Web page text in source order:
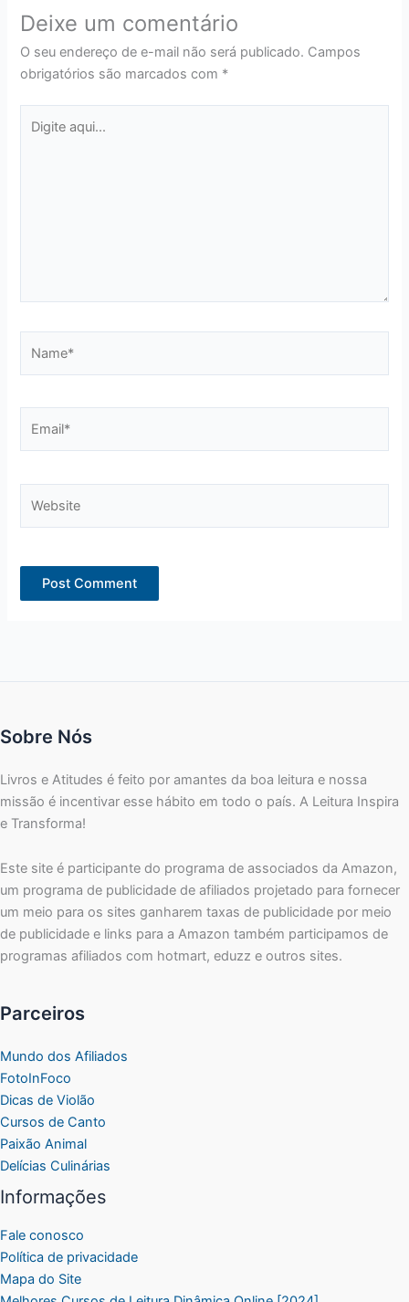
Deixe um comentário
O seu endereço de e-mail não será publicado. Campos
obrigatórios são marcados com *
aqui...
Sobre Nós
Livros e Atitudes é feito por amantes da boa leitura e nossa
missão é incentivar esse hábito em todo o país. A Leitura Inspira
e Transforma!
Este site é participante do programa de associados da Amazon,
um programa de publicidade de afiliados projetado para fornecer
um meio para os sites ganharem taxas de publicidade por meio
de publicidade e links para a Amazon também participamos de
programas afiliados com hotmart, eduzz e outros sites.
Parceiros
Mundo dos Afiliados
FotoInFoco
Dicas de Violão
Cursos de Canto
Paixão Animal
Delícias Culinárias
Informações
Fale conosco
Política de privacidade
Mapa do Site